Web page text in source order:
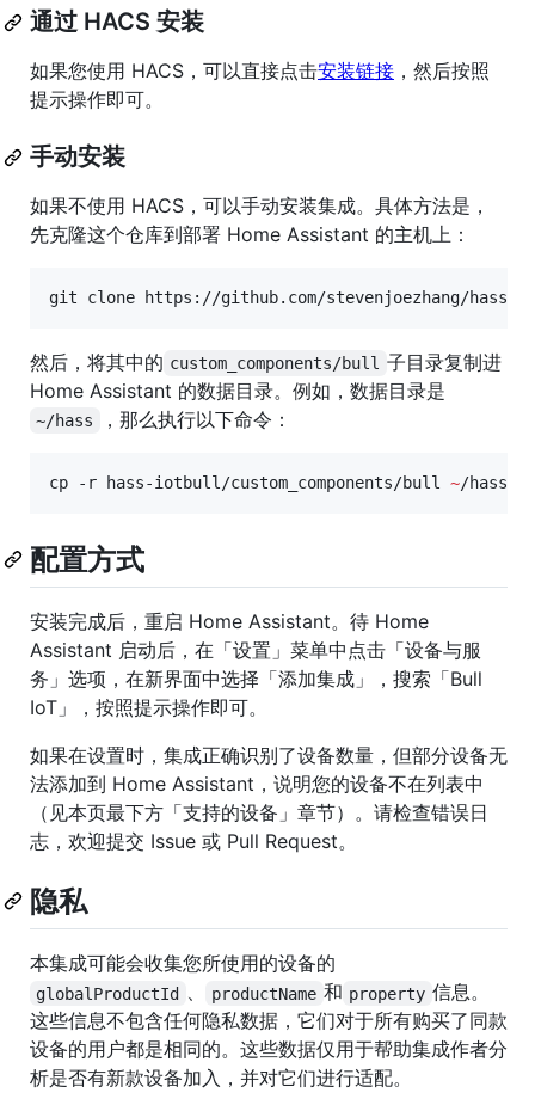
通过 HACS 安装
如果您使用 HACS，可以直接点击安装链接 ，然后按照
提示操作即可。
手动安装
如果不使用 HACS，可以手动安装集成。具体方法是，
先克隆这个仓库到部署 Home Assistant 的主机上：
git clone https://github.com/stevenjoezhang/hass-
然后，将其中的 custom_components/bull 子目录复制进
Home Assistant 的数据目录。例如，数据目录是
~/hass ，那么执行以下命令：
cp -r hass-iotbull/custom_components/bull ~/hass/
配置方式
安装完成后，重启 Home Assistant。待 Home
Assistant 启动后，在「设置」菜单中点击「设备与服
务」选项，在新界面中选择「添加集成」，搜索「Bull
IoT」，按照提示操作即可。
如果在设置时，集成正确识别了设备数量，但部分设备无
法添加到 Home Assistant，说明您的设备不在列表中
（见本页最下方「支持的设备」章节）。请检查错误日
志，欢迎提交 Issue 或 Pull Request。
隐私
本集成可能会收集您所使用的设备的
globalProductId 、 productName 和 property 信息。
这些信息不包含任何隐私数据，它们对于所有购买了同款
设备的用户都是相同的。这些数据仅用于帮助集成作者分
析是否有新款设备加入，并对它们进行适配。